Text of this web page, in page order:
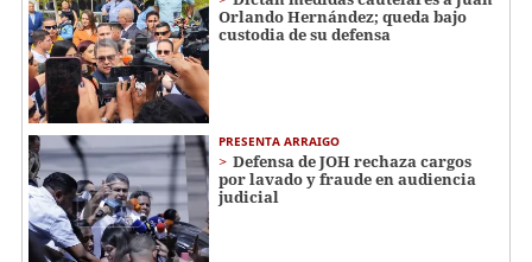
Orlando Hernández; queda bajo
custodia de su defensa
PRESENTA ARRAIGO
Defensa de JOH rechaza cargos
por lavado y fraude en audiencia
judicial